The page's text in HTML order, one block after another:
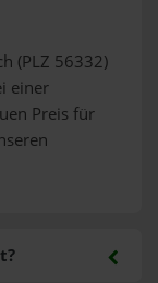
(PLZ 56332)
einer
Preis für